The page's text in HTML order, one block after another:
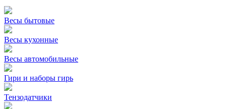
Весы бытовые
Весы кухонные
Весы автомобильные
Гири и наборы гирь
Тензодатчики